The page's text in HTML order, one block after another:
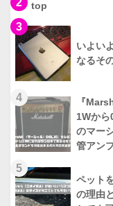
2 top
3
いよい
なるそ
4
『
1Wか
のマー
管アン
5
ペット
の理由